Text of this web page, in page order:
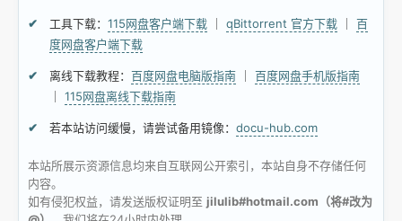
工具下载： 115网盘客户端下载 qBittorrent 官方下载
百
度网盘客户端下载
离线下载教程： 百度网盘电脑版指南
百度网盘手机版指南
115网盘离线下载指南
若本站访问缓慢，请尝试备用镜像： docu-hub.com
本站所展示资源信息均来自互联网公开索引，本站自身不存储任何
内容。
如有侵犯权益，请发送版权证明至 jilulib#hotmail.com（将#改为